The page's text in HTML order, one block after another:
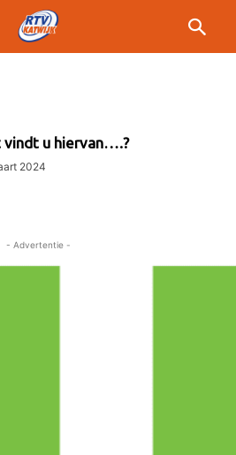
vindt u hiervan….?
2024
- Advertentie -